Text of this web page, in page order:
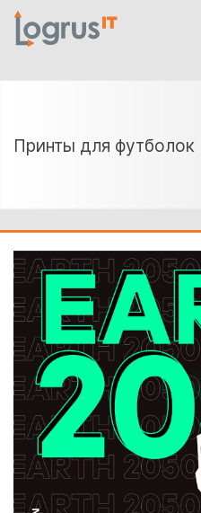
Принты для футболок